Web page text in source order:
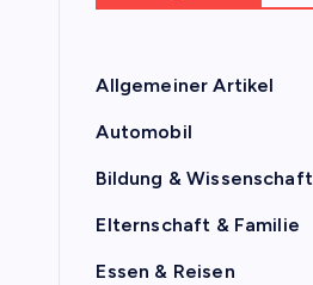
Allgemeiner Artikel
Automobil
Bildung & Wissenschaft
Elternschaft & Familie
Essen & Reisen